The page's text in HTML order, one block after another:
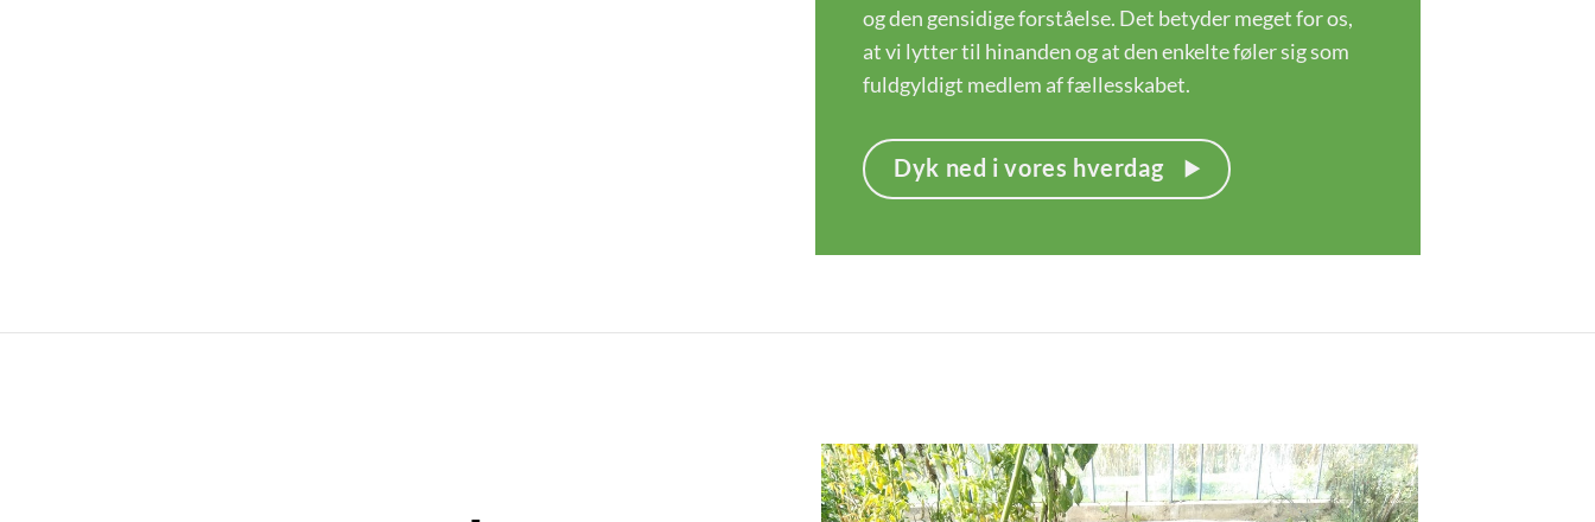
og den gensidige forståelse. Det betyder meget for os,
at vi lytter til hinanden og at den enkelte føler sig som
fuldgyldigt medlem af fællesskabet.
Dyk ned i vores hverdag